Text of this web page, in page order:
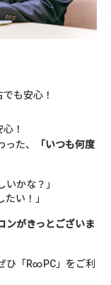
も安心！
！
った、
「いつも何度
いかな？」
い！」
ンがきっとございま
ひ「R∞PC」をご利